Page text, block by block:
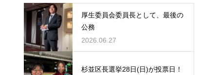
厚生委員会委員長として、最後の
公務
2026.06.27
杉並区長選挙28日(日)が投票日！